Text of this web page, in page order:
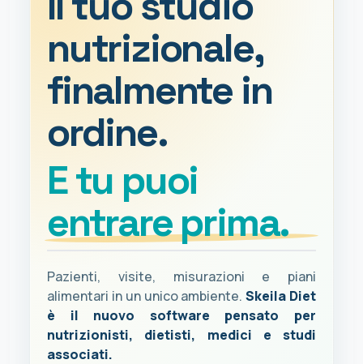
nutrizionale,
finalmente in
ordine.
E tu puoi
entrare prima.
Pazienti, visite, misurazioni e piani
alimentari in un unico ambiente.Skeila Diet
è il nuovo software pensato per
nutrizionisti, dietisti, medici e studi
associati.